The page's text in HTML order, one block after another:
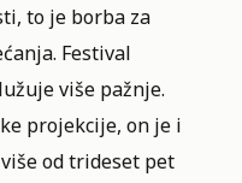
to je borba za
Festival
više pažnje.
projekcije, on je i
od trideset pet